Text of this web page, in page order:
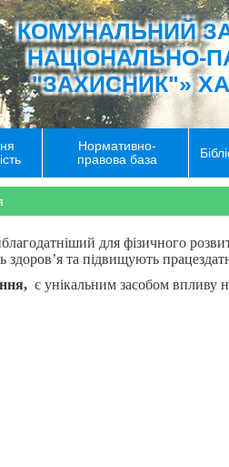
КОМУНАЛЬНИЙ
НАЦІОНАЛЬНО-
"ЗАХИСНИК"»
Нормативно-
правова база
для фізичного
та підвищують
є унікальним засобом впливу